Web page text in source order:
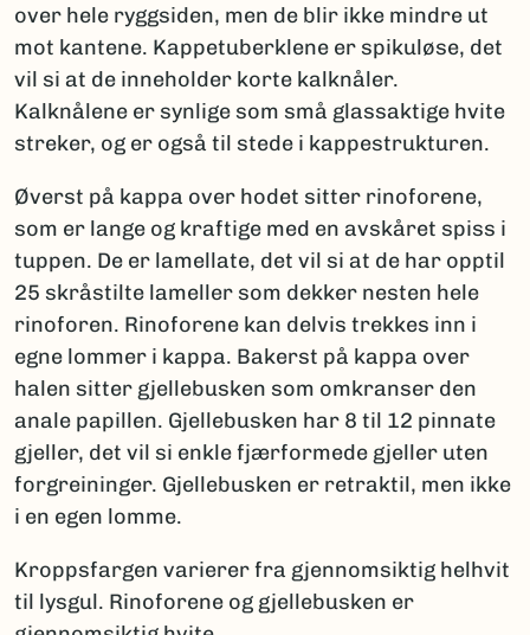
over hele ryggsiden, men de blir ikke mindre ut
mot kantene. Kappetuberklene er spikuløse, det
vil si at de inneholder korte kalknåler.
Kalknålene er synlige som små glassaktige hvite
streker, og er også til stede i kappestrukturen.
Øverst på kappa over hodet sitter rinoforene,
som er lange og kraftige med en avskåret spiss i
tuppen. De er lamellate, det vil si at de har opptil
25 skråstilte lameller som dekker nesten hele
rinoforen. Rinoforene kan delvis trekkes inn i
egne lommer i kappa. Bakerst på kappa over
halen sitter gjellebusken som omkranser den
anale papillen. Gjellebusken har 8 til 12 pinnate
gjeller, det vil si enkle fjærformede gjeller uten
forgreininger. Gjellebusken er retraktil, men ikke
i en egen lomme.
Kroppsfargen varierer fra gjennomsiktig helhvit
til lysgul. Rinoforene og gjellebusken er